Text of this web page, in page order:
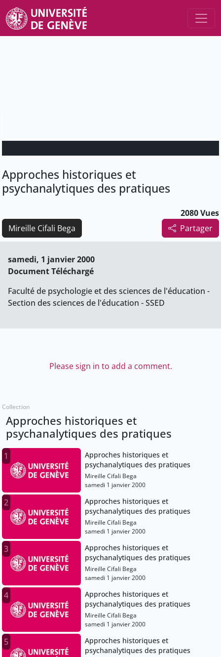
Approches historiques et
psychanalytiques des pratiques
2080 Vues
Partager
Mireille Cifali Bega
samedi, 1 janvier 2000
Document Téléchargé
Faculté de psychologie et des sciences de l'éducation -
Section des sciences de l'éducation - SSED
Please sign in to add a comment.
Collection
Approches historiques et
psychanalytiques des pratiques
1
Approches historiques et
psychanalytiques des pratiques
Mireille Cifali Bega
samedi 1 janvier 2000
2
Approches historiques et
psychanalytiques des pratiques
Mireille Cifali Bega
samedi 1 janvier 2000
3
Approches historiques et
psychanalytiques des pratiques
Mireille Cifali Bega
samedi 1 janvier 2000
4
Approches historiques et
psychanalytiques des pratiques
Mireille Cifali Bega
samedi 1 janvier 2000
5
Approches historiques et
psychanalytiques des pratiques